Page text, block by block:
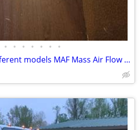
• • • • • • •
Fits Many Toyota different models MAF Mass Air Flow Meter Sensor